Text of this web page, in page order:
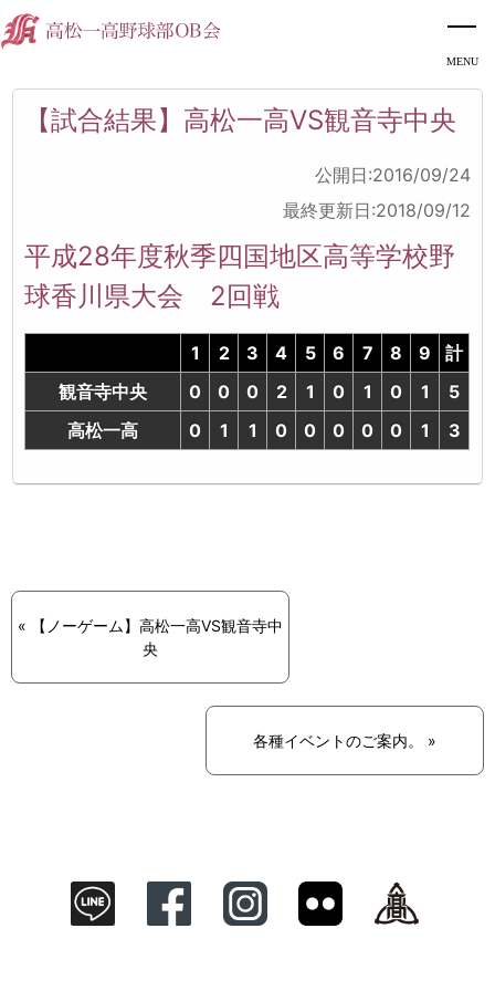
【試合結果】高松一高VS観音寺中央
公開日:2016/09/24
最終更新日:2018/09/12
平成28年度秋季四国地区高等学校野
球香川県大会 2回戦
1 2 3 4 5 6 7 8 9
計
観音寺中央
0 0 0 2 1 0 1 0 1
5
高松一高
0 1 1 0 0 0 0 0 1 3
« 【ノーゲーム】高松一高VS観音寺中
央
各種イベントのご案内。 »